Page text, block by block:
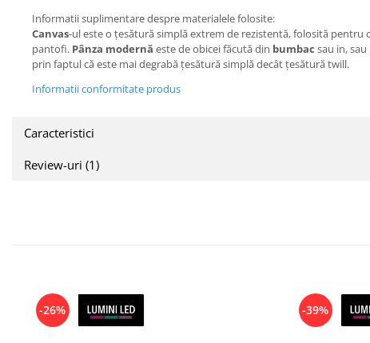
Informatii suplimentare despre materialele folosite:
Canvas-ul este o țesătură simplă extrem de rezistentă, folosită
pantofi. Pânza modernă este de obicei făcută din bumbac sau in,
prin faptul că este mai degrabă țesătură simplă decât țesătură twill.
Informatii conformitate produs
Caracteristici
Review-uri (1)
-26% -39%